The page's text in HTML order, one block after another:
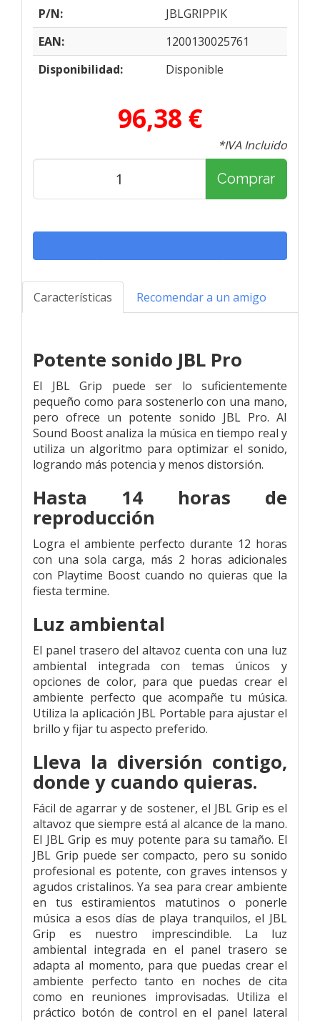
P/N:
JBLGRIPPIK
EAN:
1200130025761
Disponibilidad:
Disponible
96,38 €
*IVA Incluido
Comprar
Características Recomendar a un amigo
Potente sonido JBL Pro
El JBL Grip puede ser lo suficientemente
pequeño como para sostenerlo con una mano,
pero ofrece un potente sonido JBL Pro. AI
Sound Boost analiza la música en tiempo real y
utiliza un algoritmo para optimizar el sonido,
logrando más potencia y menos distorsión.
Hasta 14 horas de
reproducción
Logra el ambiente perfecto durante 12 horas
con una sola carga, más 2 horas adicionales
con Playtime Boost cuando no quieras que la
fiesta termine.
Luz ambiental
El panel trasero del altavoz cuenta con una luz
ambiental integrada con temas únicos y
opciones de color, para que puedas crear el
ambiente perfecto que acompañe tu música.
Utiliza la aplicación JBL Portable para ajustar el
brillo y fijar tu aspecto preferido.
Lleva la diversión contigo,
donde y cuando quieras.
Fácil de agarrar y de sostener, el JBL Grip es el
altavoz que siempre está al alcance de la mano.
El JBL Grip es muy potente para su tamaño. El
JBL Grip puede ser compacto, pero su sonido
profesional es potente, con graves intensos y
agudos cristalinos. Ya sea para crear ambiente
en tus estiramientos matutinos o ponerle
música a esos días de playa tranquilos, el JBL
Grip es nuestro imprescindible. La luz
ambiental integrada en el panel trasero se
adapta al momento, para que puedas crear el
ambiente perfecto tanto en noches de cita
como en reuniones improvisadas. Utiliza el
práctico botón de control en el panel lateral